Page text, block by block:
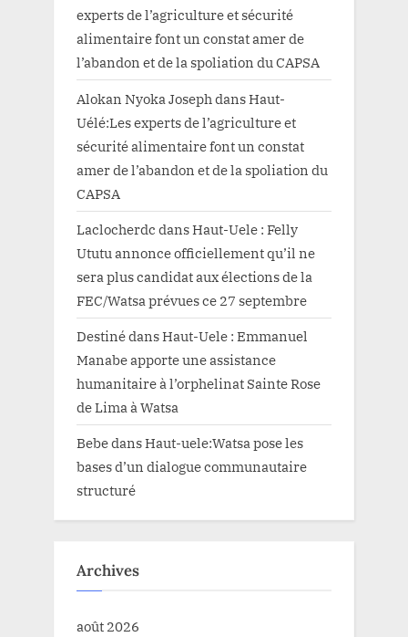
experts de l’agriculture et sécurité
alimentaire font un constat amer de
l’abandon et de la spoliation du CAPSA
Alokan Nyoka Joseph dansHaut-
Uélé:Les experts de l’agriculture et
sécurité alimentaire font un constat
amer de l’abandon et de la spoliation du
CAPSA
Laclocherdc dansHaut-Uele : Felly
Ututu annonce officiellement qu’il ne
sera plus candidat aux élections de la
FEC/Watsa prévues ce 27 septembre
DestinédansHaut-Uele : Emmanuel
Manabe apporte une assistance
humanitaire à l’orphelinat Sainte Rose
de Lima à Watsa
BebedansHaut-uele:Watsa pose les
bases d’un dialogue communautaire
structuré
Archives
août 2026